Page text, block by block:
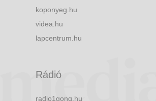
koponyeg.hu
videa.hu
lapcentrum.hu
Rádió
radio1gong.hu